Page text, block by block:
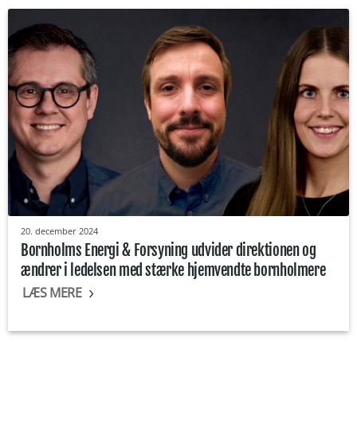
20. december 2024
Bornholms Energi & Forsyning udvider direktionen og
ændrer i ledelsen med stærke hjemvendte bornholmere
LÆS MERE